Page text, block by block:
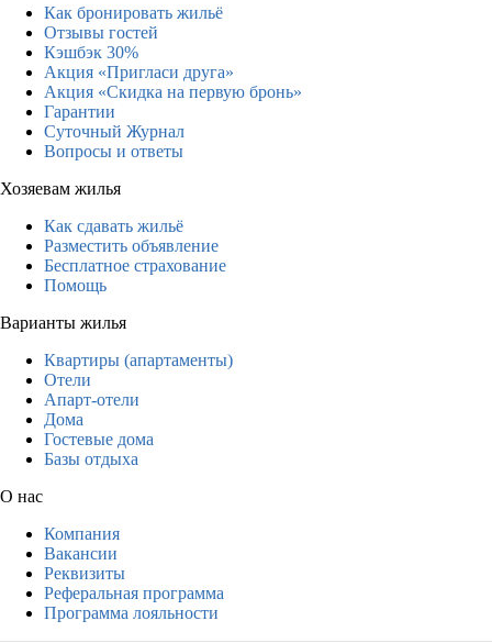
Как бронировать жильё
Отзывы гостей
Кэшбэк 30%
Акция «Пригласи друга»
Акция «Скидка на первую бронь»
Гарантии
Суточный Журнал
Вопросы и ответы
Хозяевам жилья
Как сдавать жильё
Разместить объявление
Бесплатное страхование
Помощь
Варианты жилья
Квартиры (апартаменты)
Отели
Апарт-отели
Дома
Гостевые дома
Базы отдыха
О нас
Компания
Вакансии
Реквизиты
Реферальная программа
Программа лояльности